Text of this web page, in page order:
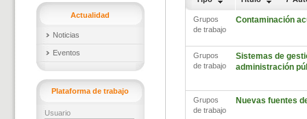
Actualidad
Noticias
Eventos
Plataforma de trabajo
Usuario
Grupos
de trabajo
Contaminación
Grupos
de trabajo
Sistemas de
administración
Grupos
de trabajo
Nuevas fuentes